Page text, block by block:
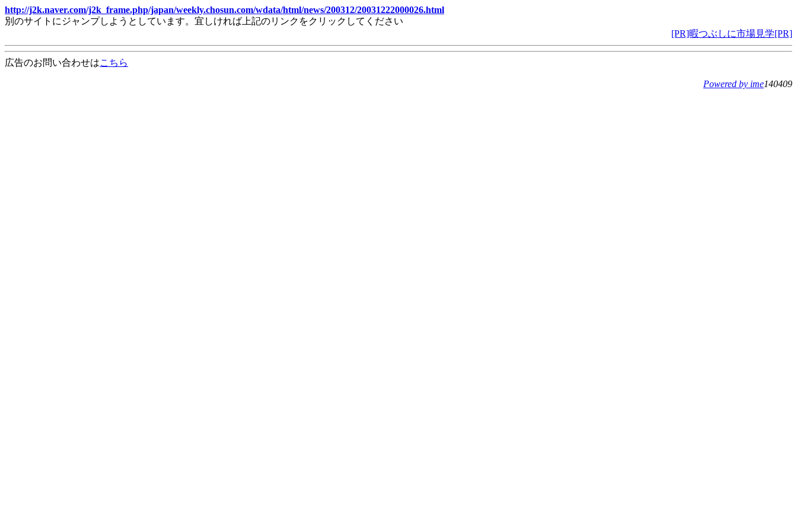
http://j2k.naver.com/j2k_frame.php/japan/weekly.chosun.com/wdata/html/news/200312/20031222000026.html
別のサイトにジャンプしようとしています。宜しければ上記のリンクをクリックしてください
[PR]暇つぶしに市場見学[PR]
広告のお問い合わせはこちら
Powered by ime140409